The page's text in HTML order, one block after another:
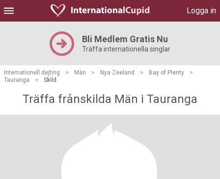
Logga in
Bli Medlem Gratis Nu
Träffa internationella singlar
Internationell dejting > Män > Nya Zeeland > Bay of Plenty
>
Tauranga
> Skild
Träffa frånskilda Män i Tauranga